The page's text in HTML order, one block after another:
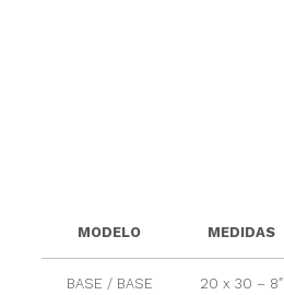
MODELO MEDIDAS
BASE / BASE
20 x 30 – 8″